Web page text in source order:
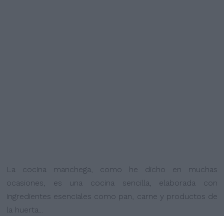
La cocina manchega, como he dicho en muchas
ocasiones, es una cocina sencilla, elaborada con
ingredientes esenciales como pan, carne y productos de
la huerta...